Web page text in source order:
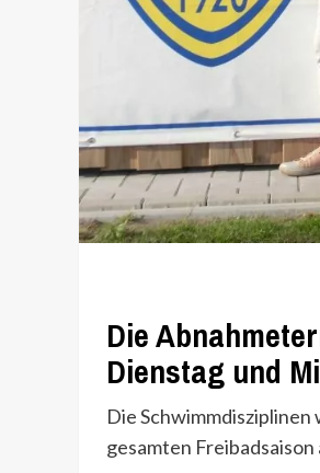
Die
Dienstag und
Die
gesamten Freibadsaison